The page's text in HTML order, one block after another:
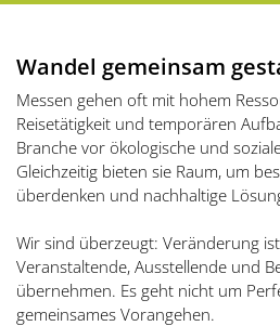
Wandel gemeinsam
Messen gehen oft mit hohem
Reisetätigkeit und temporären
Branche vor ökologische und
Gleichzeitig bieten sie Raum, um
überdenken und nachhaltige
Wir sind überzeugt: Veränderung
Veranstaltende, Ausstellende und
übernehmen. Es geht nicht um
gemeinsames Vorangehen.